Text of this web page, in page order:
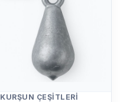
KURŞUN ÇEŞITLERI